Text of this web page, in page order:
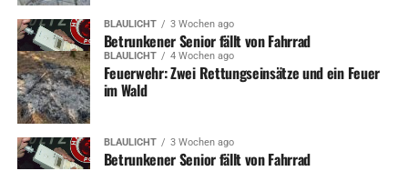
BLAULICHT 3 Wochen ago
Betrunkener Senior fällt von Fahrrad
BLAULICHT 4 Wochen ago
Feuerwehr: Zwei Rettungseinsätze und ein Feuer
im Wald
BLAULICHT 3 Wochen ago
Betrunkener Senior fällt von Fahrrad